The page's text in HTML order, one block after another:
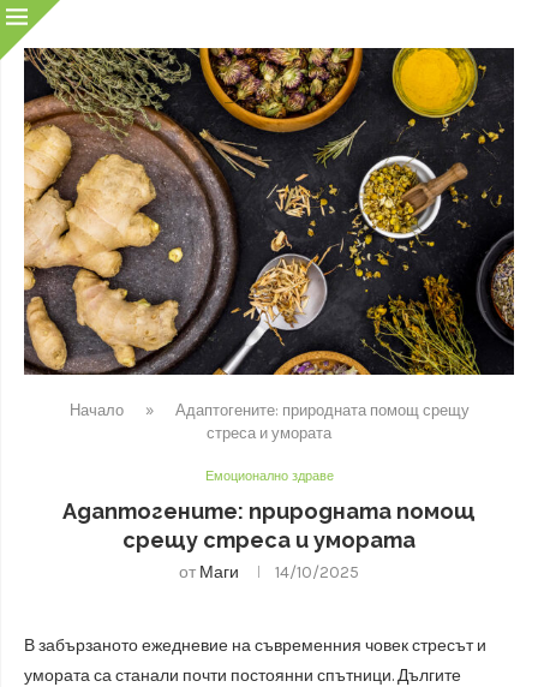
Начало »
Адаптогените: природната помощ срещу
стреса и умората
Емоционално здраве
Адаптогените: природната помощ
срещу стреса и умората
от Маги 14/10/2025
В забързаното ежедневие на съвременния човек стресът и
умората са станали почти постоянни спътници. Дългите